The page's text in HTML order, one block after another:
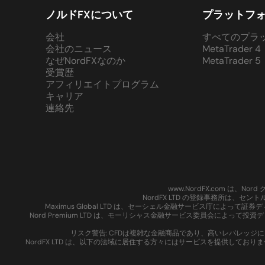
ノルドFXについて
会社
会社のニュース
なぜNordFXなのか
受賞歴
アフィリエイトプログラム
キャリア
連絡先
プラットフ
すべてのプラ
MetaTrader 4
MetaTrader 5
www.NordFX.com は、Nord
NordFX LTD の登録事務所は、セン
Maximus Global LTD は、セーシェル金融サービス庁によって証券
Nord Premium LTD は、モーリシャス金融サービス委員会によって投
リスク警告: CFDは複雑な金融商品であり、高いレバレッ
NordFX LTD は、以下の法域に居住する方々にはサービスを提供してお